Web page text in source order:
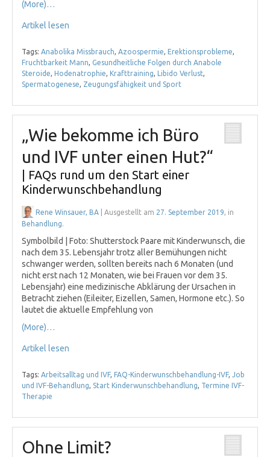
(More)…
Artikel lesen
Tags: Anabolika Missbrauch, Azoospermie, Erektionsprobleme,
Fruchtbarkeit Mann, Gesundheitliche Folgen durch Anabole
Steroide, Hodenatrophie, Krafttraining, Libido Verlust,
Spermatogenese, Zeugungsfähigkeit und Sport
„Wie bekomme ich Büro
und IVF unter einen Hut?“
| FAQs rund um den Start einer
Kinderwunschbehandlung
Rene Winsauer, BA | Ausgestellt am 27. September 2019, in
Behandlung.
Symbolbild | Foto: Shutterstock Paare mit Kinderwunsch, die
nach dem 35. Lebensjahr trotz aller Bemühungen nicht
schwanger werden, sollten bereits nach 6 Monaten (und
nicht erst nach 12 Monaten, wie bei Frauen vor dem 35.
Lebensjahr) eine medizinische Abklärung der Ursachen in
Betracht ziehen (Eileiter, Eizellen, Samen, Hormone etc.). So
lautet die aktuelle Empfehlung von
(More)…
Artikel lesen
Tags: Arbeitsalltag und IVF, FAQ-Kinderwunschbehandlung-IVF, Job
und IVF-Behandlung, Start Kinderwunschbehandlung, Termine IVF-
Therapie
Ohne Limit?